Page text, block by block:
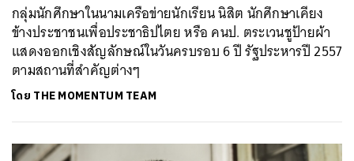
กลุ่มนักศึกษาในนามเครือข่ายนักเรียน นิสิต นักศึกษาเคียง
ข้างประชาชนเพื่อประชาธิปไตย หรือ คนป. ตระเวนชูป้ายผ้า
แสดงออกเชิงสัญลักษณ์ในวันครบรอบ 6 ปี รัฐประหารปี 2557
ตามสถานที่สำคัญต่างๆ
โดย THE MOMENTUM TEAM